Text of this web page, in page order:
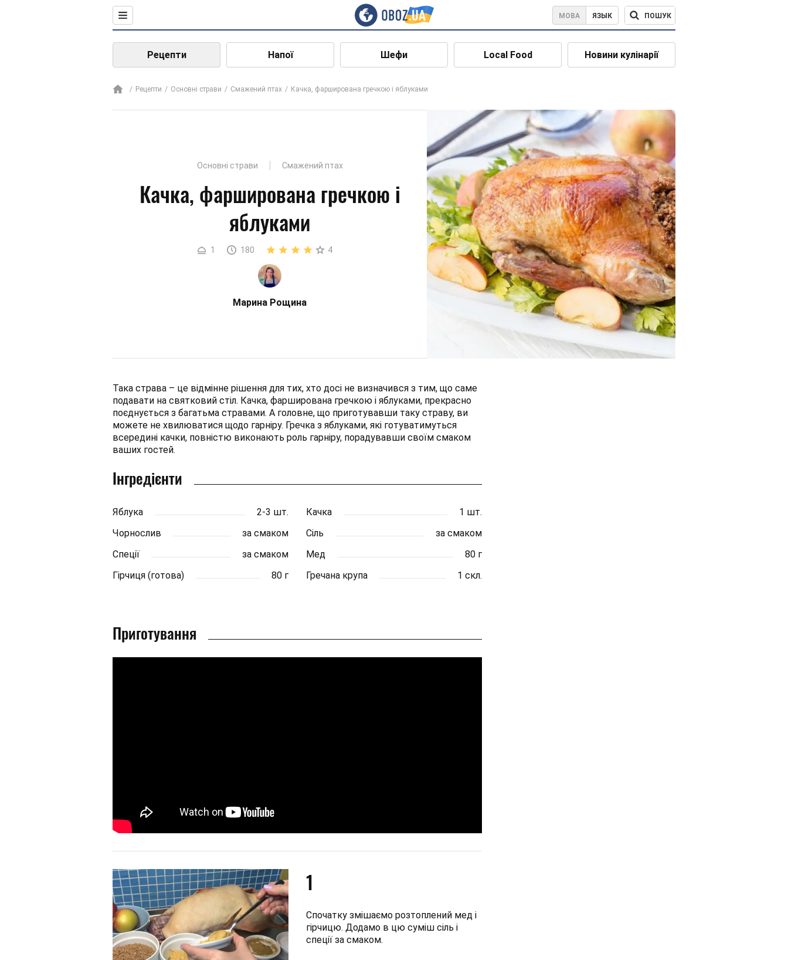
МОВА ЯЗЫК ПОШУК
Рецепти Напої Шефи Local Food Новини кулінарії
Рецепти Основні страви Смажений птах Качка, фарширована гречкою і яблуками
Основні страви Смажений птах
Качка, фарширована гречкою і
яблуками
1 180 4
Марина Рощина
Така страва – це відмінне рішення для тих, хто досі не визначився з тим, що саме
подавати на святковий стіл. Качка, фарширована гречкою і яблуками, прекрасно
поєднується з багатьма стравами. А головне, що приготувавши таку страву, ви
можете не хвилюватися щодо гарніру. Гречка з яблуками, які готуватимуться
всередині качки, повністю виконають роль гарніру, порадувавши своїм смаком
ваших гостей.
Інгредієнти
Яблука 2-3 шт. Качка
1 шт.
Чорнослив
за смаком Сіль
за смаком
Спеції
за смаком Мед
80 г
Гірчиця (готова)
80 г Гречана крупа 1 скл.
Приготування
1
Спочатку змішаємо розтоплений мед і
гірчицю. Додамо в цю суміш сіль і
спеції за смаком.